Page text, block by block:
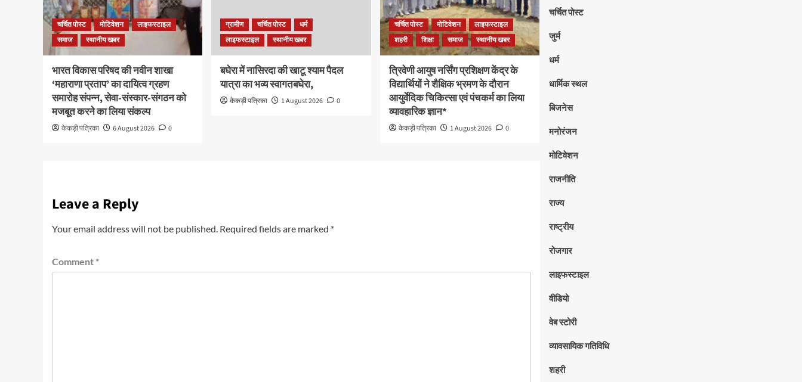
चर्चित पोस्ट मोटिवेशन
लाइफस्टाइल
समाज
स्थानीय खबर
भारत विकास परिषद की नवीन शाखा
‘महाराणा प्रताप’ का दायित्व ग्रहण
समारोह संपन्न, सेवा-संस्कार-संगठन को
मजबूत करने का लिया संकल्प
केकड़ी पत्रिका 6 August 2026 0
ग्रामीण चर्चित पोस्ट
धर्म
लाइफस्टाइल
स्थानीय खबर
बघेरा में नासिरदा की खाटू श्याम पैदल
यात्रा का भव्य स्वागतबघेरा,
केकड़ी पत्रिका 1 August 2026 0
चर्चित पोस्ट मोटिवेशन
लाइफस्टाइल
शहरी
शिक्षा समाज स्थानीय खबर
त्रिवेणी आयुष नर्सिंग प्रशिक्षण केंद्र के
विद्यार्थियों ने शैक्षिक भ्रमण के दौरान
आयुर्वेदिक चिकित्सा एवं पंचकर्म का लिया
व्यावहारिक ज्ञान*
केकड़ी पत्रिका 1 August 2026 0
Leave a Reply
Your email address will not be published. Required fields are marked *
Comment *
चर्चित पोस्ट
जुर्म
धर्म
धार्मिक स्थल
बिजनेस
मनोरंजन
मोटिवेशन
राजनीति
राज्य
राष्ट्रीय
रोजगार
लाइफस्टाइल
वीडियो
वेब स्टोरी
व्यावसायिक गतिविधि
शहरी